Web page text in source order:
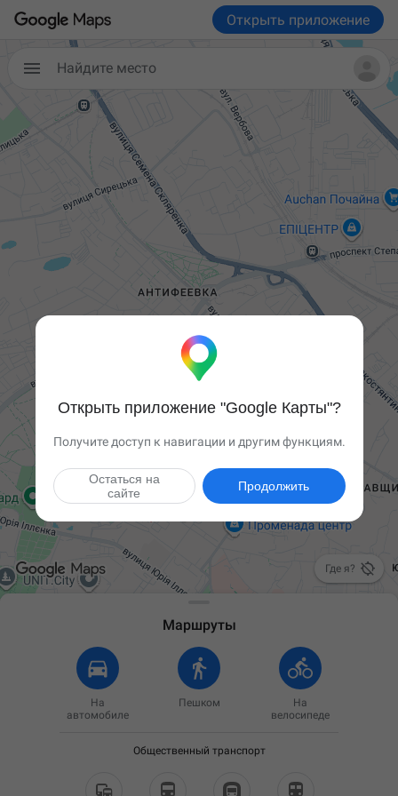
Открыть приложение
 Найдите место
Где я? 
Маршруты
На
автомобиле
Пешком
На
велосипеде
Общественный транспорт
Открыть приложение "Google Карты"?
Получите доступ к навигации и другим функциям.
Продолжить
Остаться на
сайте